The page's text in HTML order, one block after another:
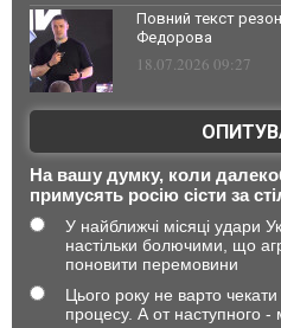
Повний текст
Федорова
18.07.2026 09:27
На вашу думку, коли
примусять росію сісти за
У найближчі місяці удари
настільки болючими, що
поновити перемовини
Цього року не варто
процесу. А от наступного -